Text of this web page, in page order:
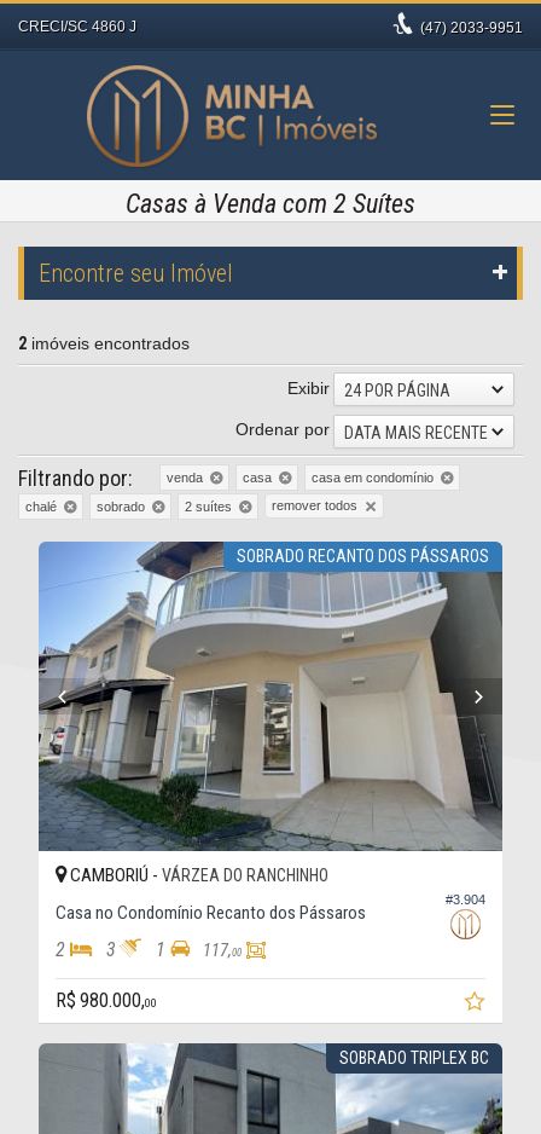
CRECI/SC 4860 J (47) 2033-9951
Casas à Venda com 2 Suítes
Encontre seu Imóvel
2 imóveis encontrados
Exibir
24 POR PÁGINA
Ordenar por
DATA MAIS RECENTE
Filtrando por: venda casa
casa em condomínio
chalé
sobrado 2 suítes remover todos
SOBRADO RECANTO DOS PÁSSAROS
#3.904
CAMBORIÚ - VÁRZEA DO RANCHINHO
Casa no Condomínio Recanto dos Pássaros
2 3 1 117,00
R$ 980.000,00
SOBRADO TRIPLEX BC